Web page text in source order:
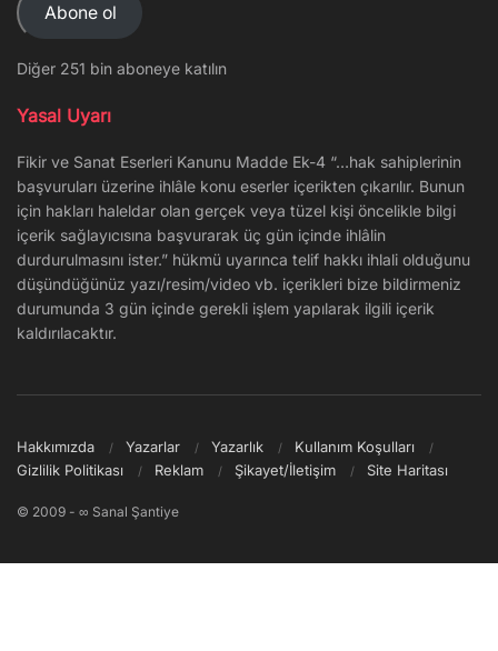
Abone ol
Diğer 251 bin aboneye katılın
Yasal Uyarı
Fikir ve Sanat Eserleri Kanunu Madde Ek-4 “…hak sahiplerinin
başvuruları üzerine ihlâle konu eserler içerikten çıkarılır. Bunun
için hakları haleldar olan gerçek veya tüzel kişi öncelikle bilgi
içerik sağlayıcısına başvurarak üç gün içinde ihlâlin
durdurulmasını ister.” hükmü uyarınca telif hakkı ihlali olduğunu
düşündüğünüz yazı/resim/video vb. içerikleri bize bildirmeniz
durumunda 3 gün içinde gerekli işlem yapılarak ilgili içerik
kaldırılacaktır.
Hakkımızda Yazarlar Yazarlık
Kullanım Koşulları
Gizlilik Politikası
Reklam Şikayet/İletişim Site Haritası
© 2009 - ∞ Sanal Şantiye